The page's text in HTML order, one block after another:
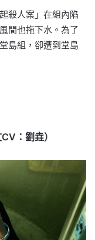
殺人案」在組內陷
間也拖下水。為了
島組，卻遭到堂島
：劉垚）